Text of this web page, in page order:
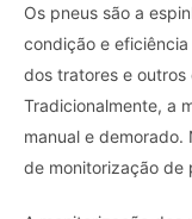
Os pneus são a
condição e
dos tratores e outros
Tradicionalmente, a
manual e demorado.
de monitorização de